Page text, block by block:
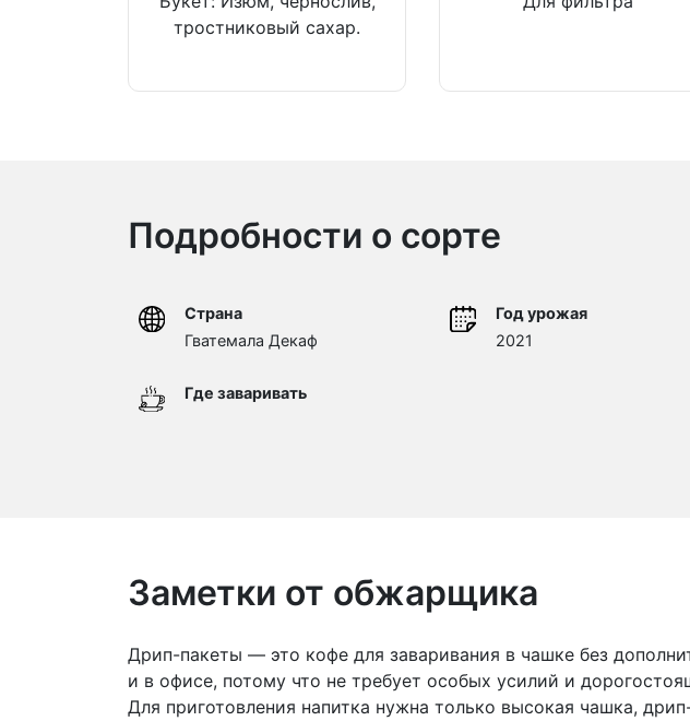
тростниковый сахар.
Подробности о сорте
Страна
Гватемала Декаф
Год урожая
2021
Где заваривать
Заметки от обжарщика
Дрип-пакеты — это кофе для заваривания в чашке без
и в офисе, потому что не требует особых усилий и
Для приготовления напитка нужна только высокая чашка,